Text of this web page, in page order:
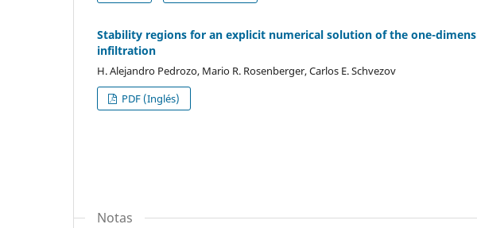
Stability regions for an explicit numerical solution of the one-
infiltration
H. Alejandro Pedrozo, Mario R. Rosenberger, Carlos E. Schvezov
PDF (Inglés)
Notas